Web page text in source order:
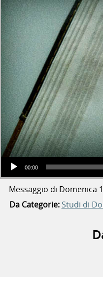
Audio Player
00:00
Messaggio di Domenica
Da Categorie: Studi di